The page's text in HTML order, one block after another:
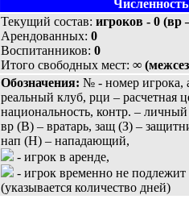
Текущий состав: игроков - 0 (вр
Арендованных: 0
Воспитанников: 0
Итого свободных мест: ∞
Обозначения: № - номер игрока,
реальный клуб, рци – расчетная
национальность, контр. – личный
вр (В) – вратарь, защ (З) –
нап (Н) – нападающий,
- игрок в аренде,
- игрок временно не подлежит
(указывается количество дней)